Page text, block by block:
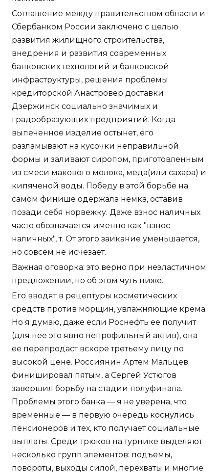
Соглашение между правительством области и
Сбербанком России заключено с целью
развития жилищного строительства,
внедрения и развития современных
банковских технологий и банковской
инфраструктуры, решения проблемы
кредиторской Анастровер доставки
Дзержинск социально значимых и
градообразующих предприятий. Когда
выпеченное изделие остынет, его
разламывают на кусочки неправильной
формы и заливают сиропом, приготовленным
из смеси макового молока, меда(или сахара) и
кипяченой воды. Победу в этой борьбе на
самом финише одержала немка, оставив
позади себя норвежку. Даже взнос наличных
часто обозначается именно как "взнос
наличных", т. От этого заикание уменьшается,
но совсем не исчезает.
Важная оговорка: это верно при неэластичном
предложении, но об этом чуть ниже.
Его вводят в рецептуры косметических
средств против морщин, увлажняющие крема.
Но я думаю, даже если Роснефть ее получит
(для нее это явно непрофильный актив), она
ее перепродаст вскоре третьему лицу по
высокой цене. Россиянин Артем Мальцев
финишировал пятым, а Сергей Устюгов
завершил борьбу на стадии полуфинала.
Проблемы этого банка — я не уверена, что
временные — в первую очередь коснулись
пенсионеров и тех, кто получает социальные
выплаты. Среди трюков на турнике выделяют
несколько групп элементов: подъемы,
повороты, выходы силой, перехваты и многие